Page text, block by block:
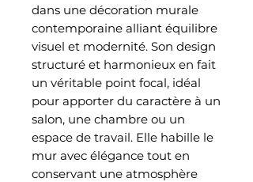
dans une décoration murale
contemporaine alliant équilibre
visuel et modernité. Son design
structuré et harmonieux en fait
un véritable point focal, idéal
pour apporter du caractère à un
salon, une chambre ou un
espace de travail. Elle habille le
mur avec élégance tout en
conservant une atmosphère